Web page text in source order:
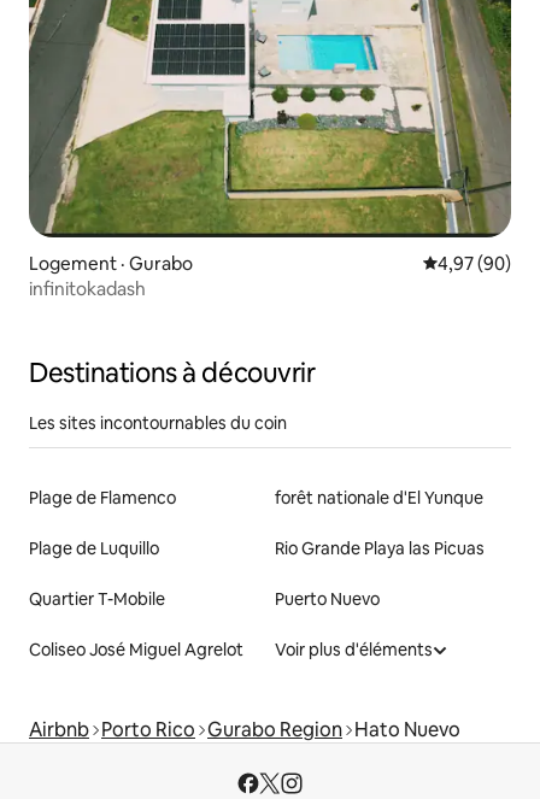
Logement · Gurabo Note
4,97 (90)
infinitokadash
Destinations à découvrir
Les sites incontournables du coin
Plage de Flamenco forêt nationale d'El Yunque
Plage de Luquillo Rio Grande Playa las Picuas
Quartier T-Mobile Puerto Nuevo
Coliseo José Miguel Agrelot Voir plus d'éléments
Airbnb Porto Rico Gurabo Region Hato Nuevo